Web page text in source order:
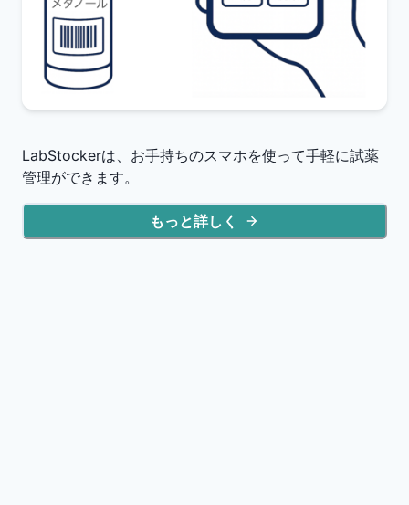
LabStockerは、お手持ちのスマホを使って手軽に試薬
管理ができます。
もっと詳しく